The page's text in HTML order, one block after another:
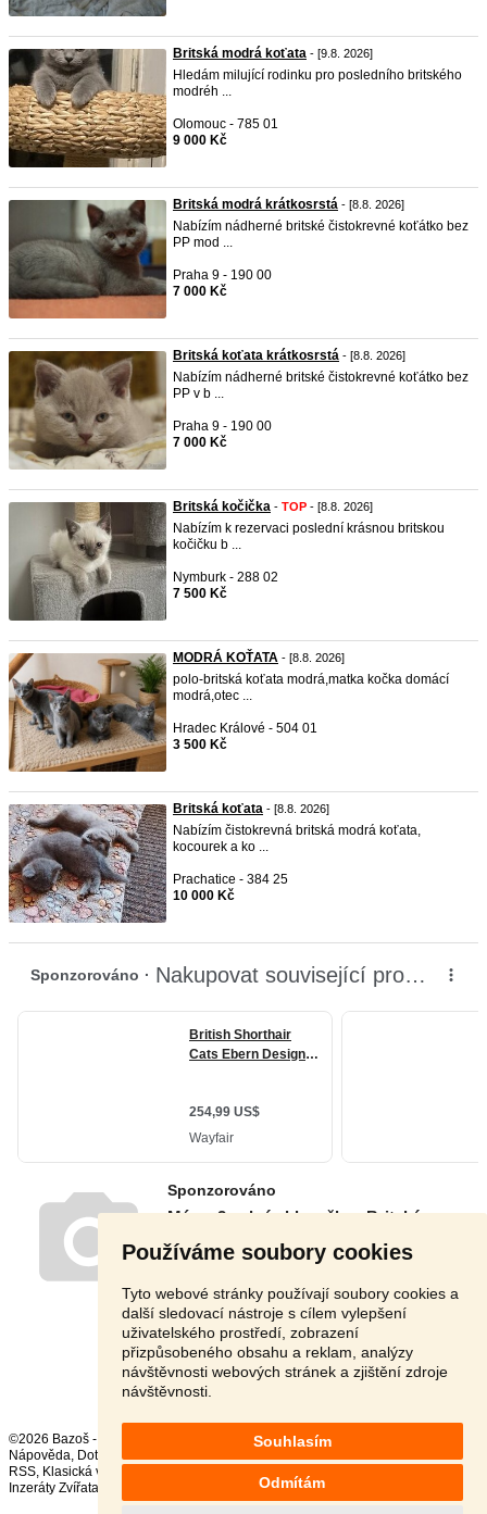
Používáme soubory cookies
Tyto webové stránky používají soubory cookies a
další sledovací nástroje s cílem vylepšení
uživatelského prostředí, zobrazení
přizpůsobeného obsahu a reklam, analýzy
návštěvnosti webových stránek a zjištění zdroje
návštěvnosti.
Souhlasím
Odmítám
Britská modrá koťata - [9.8. 2026]
Hledám milující rodinku pro posledního britského
modréh ...
Olomouc - 785 01
9 000 Kč
Britská modrá krátkosrstá - [8.8. 2026]
Nabízím nádherné britské čistokrevné koťátko bez
PP mod ...
Praha 9 - 190 00
7 000 Kč
Britská koťata krátkosrstá - [8.8. 2026]
Nabízím nádherné britské čistokrevné koťátko bez
PP v b ...
Praha 9 - 190 00
7 000 Kč
Britská kočička - TOP - [8.8. 2026]
Nabízím k rezervaci poslední krásnou britskou
kočičku b ...
Nymburk - 288 02
7 500 Kč
MODRÁ KOŤATA - [8.8. 2026]
polo-britská koťata modrá,matka kočka domácí
modrá,otec ...
Hradec Králové - 504 01
3 500 Kč
Britská koťata - [8.8. 2026]
Nabízím čistokrevná britská modrá koťata,
kocourek a ko ...
Prachatice - 384 25
10 000 Kč
Stránka: 1 2 3 Další
©2026 Bazoš -
Nápověda, Dotazy ,
,
RSS,
Inzeráty Zvířata celkem:
, za 24 hodin:2274